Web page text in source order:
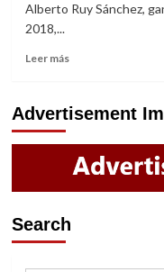
Alberto Ruy Sánchez,
2018,...
Leer másRead
“Los
sueños
de
serpiente”
gana
Premio
Advertisement
Search